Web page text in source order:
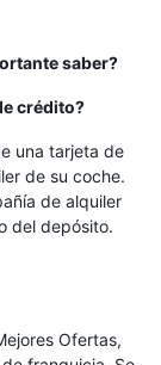
saber?
crédito?
una tarjeta de
de su coche.
de alquiler
del depósito.
Ofertas,